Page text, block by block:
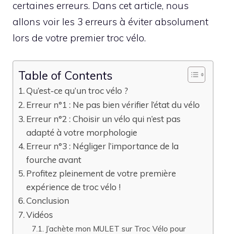
certaines erreurs. Dans cet article, nous
allons voir les 3 erreurs à éviter absolument
lors de votre premier troc vélo.
Table of Contents
Qu’est-ce qu’un troc vélo ?
Erreur n°1 : Ne pas bien vérifier l’état du vélo
Erreur n°2 : Choisir un vélo qui n’est pas
adapté à votre morphologie
Erreur n°3 : Négliger l’importance de la
fourche avant
Profitez pleinement de votre première
expérience de troc vélo !
Conclusion
Vidéos
J’achète mon MULET sur Troc Vélo pour